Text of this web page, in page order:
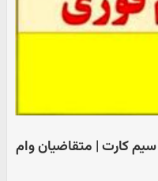
کارت | متقاضیان وام